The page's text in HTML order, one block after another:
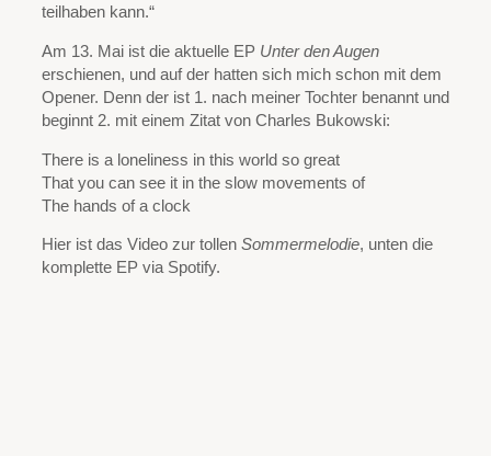
teilhaben kann.“
Am 13. Mai ist die aktuelle EP Unter den Augen
erschienen, und auf der hatten sich mich schon mit dem
Opener. Denn der ist 1. nach meiner Tochter benannt und
beginnt 2. mit einem Zitat von Charles Bukowski:
There is a loneliness in this world so great
That you can see it in the slow movements of
The hands of a clock
Hier ist das Video zur tollen Sommermelodie, unten die
komplette EP via Spotify.